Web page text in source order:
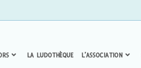
LA LUDOTHÈQUE L’ASSOCIATION